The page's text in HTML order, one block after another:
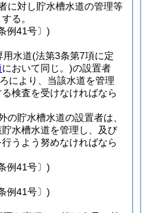
に対し貯水槽水道の管理等
る。
例41号〕)
用水道(法第3条第7項に定
において同じ。)の設置者
により、当該水道を管理
検査を受けなければなら
の貯水槽水道の設置者は、
水槽水道を管理し、及び
うよう努めなければなら
例41号〕)
例41号〕)